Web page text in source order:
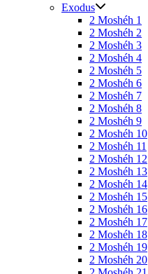
Exodus
2 Moshéh 1
2 Moshéh 2
2 Moshéh 3
2 Moshéh 4
2 Moshéh 5
2 Moshéh 6
2 Moshéh 7
2 Moshéh 8
2 Moshéh 9
2 Moshéh 10
2 Moshéh 11
2 Moshéh 12
2 Moshéh 13
2 Moshéh 14
2 Moshéh 15
2 Moshéh 16
2 Moshéh 17
2 Moshéh 18
2 Moshéh 19
2 Moshéh 20